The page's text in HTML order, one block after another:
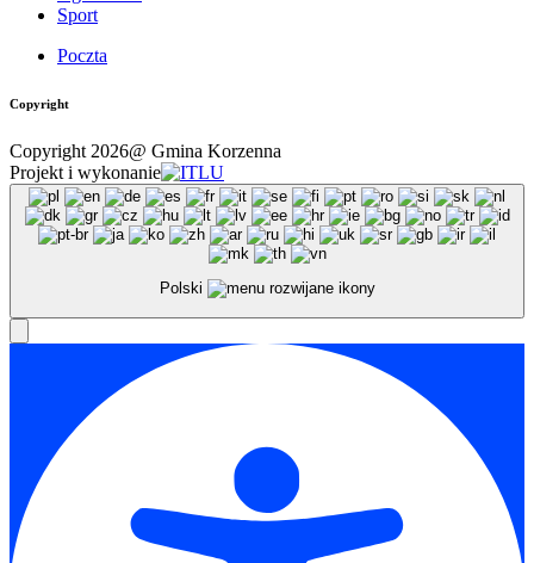
Sport
Poczta
Copyright
Copyright 2026@ Gmina Korzenna
Projekt i wykonanie
Polski